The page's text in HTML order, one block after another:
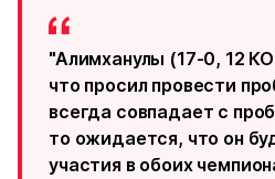
"Алимханулы (17-0, 12
что просил провести
всегда совпадает с
то ожидается, что он
участия в обоих